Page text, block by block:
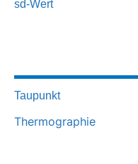
sd-Wert
Taupunkt
Thermographie